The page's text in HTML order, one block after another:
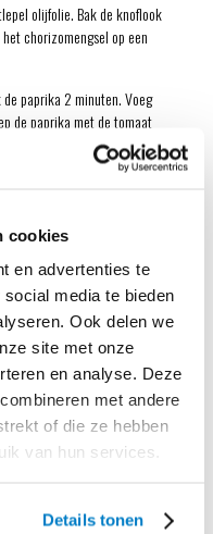
cookies
en advertenties te
media te bieden
Ook delen we
site met onze
en analyse. Deze
met andere
of die ze hebben
van hun services.
Details tonen
olijfolie. Bak de knoflook
chorizomengsel op een
paprika 2 minuten. Voeg
de paprika met de tomaat
Bestrooi de varkenshaas
rondom bruin.
tomaat, het paprikapoeder
vuur laag en stoof de
de
Breng op smaak met zout
met de rest van de